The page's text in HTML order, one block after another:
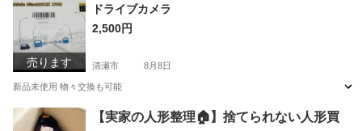
東京 清瀬市 家電 取り付け
売ります
ドライブカメラ
2,500円
清瀬市 8月8日
新品未使用 物々交換も可能
東京 清瀬市 その他 新品
【実家の人形整理🏠】捨てられない人形買